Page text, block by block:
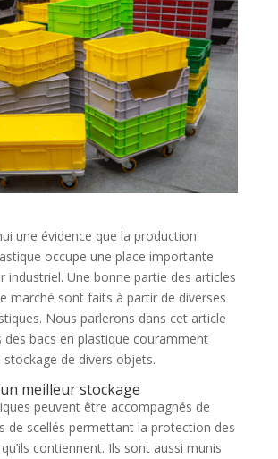
une évidence que la production
occupe une place importante
industriel. Une bonne partie des articles
marché sont faits à partir de diverses
Nous parlerons dans cet article
des bacs en plastique couramment
de divers objets.
meilleur stockage
peuvent être accompagnés de
de scellés permettant la protection des
contiennent. Ils sont aussi munis